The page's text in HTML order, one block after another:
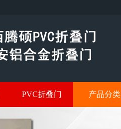
PVC折叠门 产品分类